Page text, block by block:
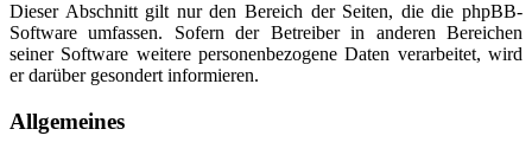
Dieser Abschnitt gilt nur den Bereich der Seiten, die die phpBB-
Software umfassen. Sofern der Betreiber in anderen Bereichen
seiner Software weitere personenbezogene Daten verarbeitet, wird
er darüber gesondert informieren.
Allgemeines